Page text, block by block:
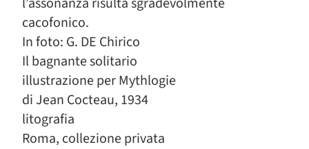
cacofonico.
In foto: G. DE Chirico
Il bagnante solitario
illustrazione per Mythlogie
di Jean Cocteau, 1934
litografia
Roma, collezione privata